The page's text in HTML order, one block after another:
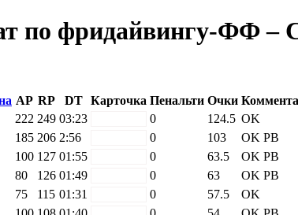
фридайвингу-ФФ –
AP RP DT Карточка Пенальти Очки
222 249 03:23 0 124.5 OK
185 206 2:56 0 103 OK PB
100 127 01:55 0 63.5 OK PB
80 126 01:49 0 63 OK PB
75 115 01:31 0 57.5
OK